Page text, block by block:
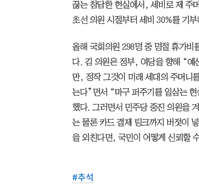
끊는 참담한 현실에서, 세비로 제 주
초선 의원 시절부터 세비 30%를 기
올해 국회의원 298명 중 명절 휴가비
다. 김 의원은 정부, 여당을 향해 “예
만, 정작 그것이 미래 세대의 주머니
는다”면서 “마구 퍼주기를 일삼는
했다. 그러면서 민주당 중진 의원을
는 물론 카드 결제 링크까지 버젓이
을 외친다면, 국민이 어떻게 신뢰할
#추석